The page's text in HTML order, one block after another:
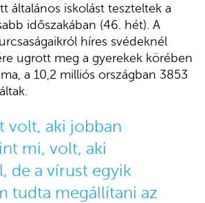
általános iskolást teszteltek a
időszakában (46. hét). A
híres svédeknél
ugrott meg a gyerekek körében
a 10,2 milliós országban 3853
volt, aki jobban
mi, volt, aki
de a vírust egyik
tudta megállítani az